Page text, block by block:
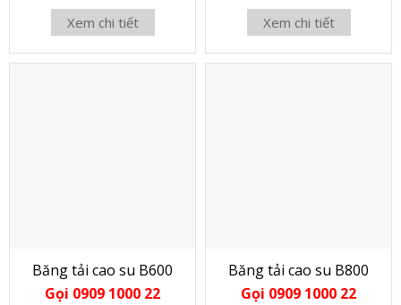
Xem chi tiết Xem chi tiết
Băng tải cao su B600
Gọi 0909 1000 22
Băng tải cao su B800
Gọi 0909 1000 22